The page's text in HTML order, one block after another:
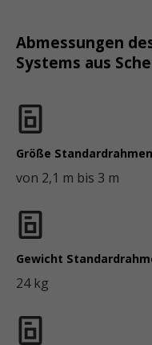
Abmessungen
Systems aus
Größe Standardrahmen
von 2,1 m bis 3 m
Gewicht
24 kg